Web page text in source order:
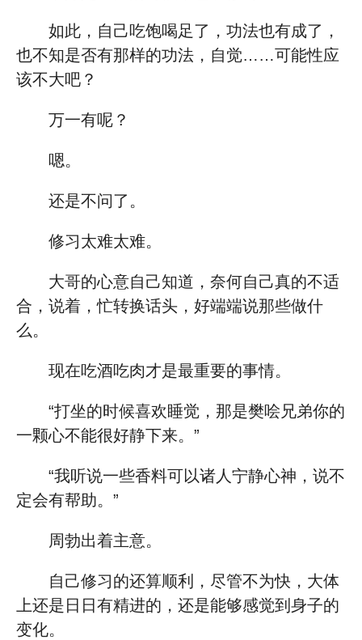
如此，自己吃饱喝足了，功法也有成了，
也不知是否有那样的功法，自觉……可能性应
该不大吧？
万一有呢？
嗯。
还是不问了。
修习太难太难。
大哥的心意自己知道，奈何自己真的不适
合，说着，忙转换话头，好端端说那些做什
么。
现在吃酒吃肉才是最重要的事情。
“打坐的时候喜欢睡觉，那是樊哙兄弟你的
一颗心不能很好静下来。”
“我听说一些香料可以诸人宁静心神，说不
定会有帮助。”
周勃出着主意。
自己修习的还算顺利，尽管不为快，大体
上还是日日有精进的，还是能够感觉到身子的
变化。